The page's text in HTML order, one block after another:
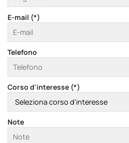
E-mail (*)
Telefono
Corso d'interesse (*)
Note